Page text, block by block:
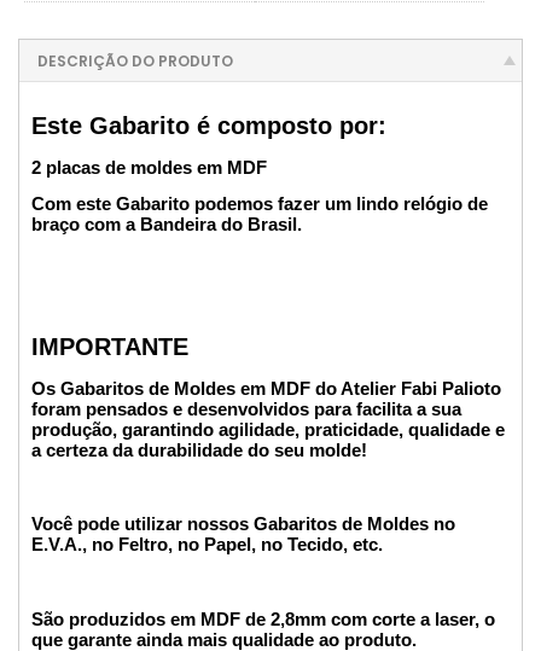
DESCRIÇÃO DO PRODUTO
Este Gabarito é composto por:
2 placas de moldes em MDF
Com este Gabarito podemos fazer um lindo relógio de
braço com a Bandeira do Brasil.
IMPORTANTE
Os Gabaritos de Moldes em MDF do Atelier Fabi Palioto
foram pensados e desenvolvidos para facilita a sua
produção, garantindo agilidade, praticidade, qualidade e
a certeza da durabilidade do seu molde!
Você pode utilizar nossos Gabaritos de Moldes no
E.V.A., no Feltro, no Papel, no Tecido, etc.
São produzidos em MDF de 2,8mm com corte a laser, o
que garante ainda mais qualidade ao produto.